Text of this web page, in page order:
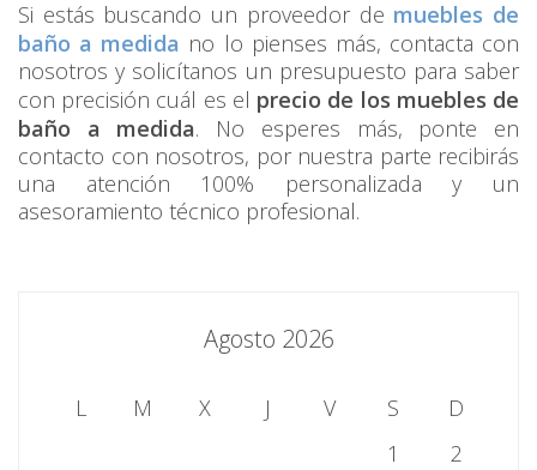
Si estás buscando un proveedor de muebles de
baño a medida no lo pienses más, contacta con
nosotros y solicítanos un presupuesto para saber
con precisión cuál es el precio de los muebles de
baño a medida. No esperes más, ponte en
contacto con nosotros, por nuestra parte recibirás
una atención 100% personalizada y un
asesoramiento técnico profesional.
Agosto 2026
L M X J V S
D
1
2